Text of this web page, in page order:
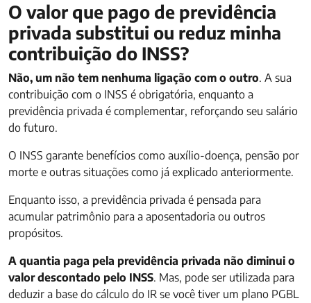
O valor que pago de previdência
privada substitui ou reduz minha
contribuição do INSS?
Não, um não tem nenhuma ligação com o outro. A sua
contribuição com o INSS é obrigatória, enquanto a
previdência privada é complementar, reforçando seu salário
do futuro.
O INSS garante benefícios como auxílio-doença, pensão por
morte e outras situações como já explicado anteriormente.
Enquanto isso, a previdência privada é pensada para
acumular patrimônio para a aposentadoria ou outros
propósitos.
A quantia paga pela previdência privada não diminui o
valor descontado pelo INSS. Mas, pode ser utilizada para
deduzir a base do cálculo do IR se você tiver um plano PGBL